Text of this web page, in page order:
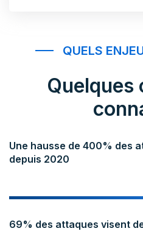
QUELS
Quelques
Une hausse de 400% des
depuis 2020
69% des attaques visent